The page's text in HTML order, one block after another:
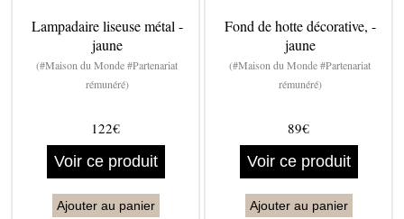
Lampadaire liseuse métal -
jaune
(#Maison du Monde #Partenariat
rémunéré)
122€
Voir ce produit
Ajouter au panier
Fond de hotte décorative, -
jaune
(#Maison du Monde #Partenariat
rémunéré)
89€
Voir ce produit
Ajouter au panier